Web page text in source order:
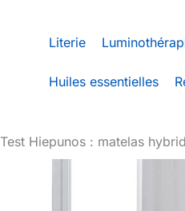
Literie
Huiles essentielles
Test Hiepunos : matelas